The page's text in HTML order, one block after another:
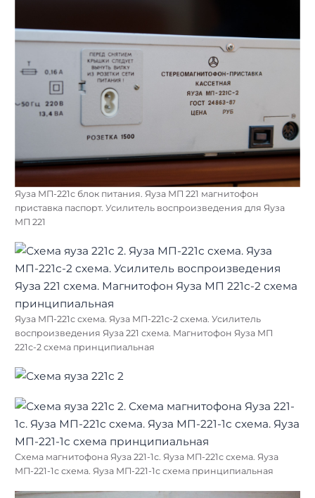
Яуза МП-221с блок питания. Яуза МП 221 магнитофон
приставка паспорт. Усилитель воспроизведения для Яуза
МП 221
Яуза МП-221с схема. Яуза МП-221с-2 схема. Усилитель
воспроизведения Яуза 221 схема. Магнитофон Яуза МП
221с-2 схема принципиальная
Схема магнитофона Яуза 221-1с. Яуза МП-221с схема. Яуза
МП-221-1с схема. Яуза МП-221-1с схема принципиальная